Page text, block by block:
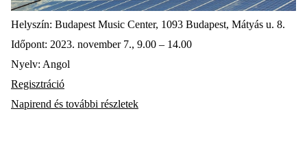
Helyszín: Budapest Music Center, 1093 Budapest, Mátyás u. 8.
Időpont: 2023. november 7., 9.00 – 14.00
Nyelv: Angol
Regisztráció
Napirend és további részletek